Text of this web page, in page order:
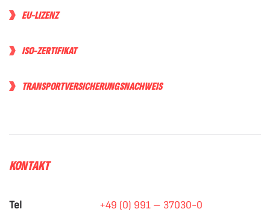
EU-LIZENZ
ISO-ZERTIFIKAT
TRANSPORTVERSICHERUNGSNACHWEIS
KONTAKT
Tel
+49 (0) 991 – 37030-0